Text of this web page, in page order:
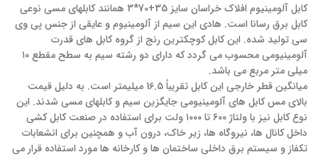
کابل آلومینیوم افلاک خراسان سایز 35+70*3 همانند کابلهای مسی نوعی
کابل برق رسانا است. هادی این سیم از آلومینیوم و عایقی از جنس پی وی
سی تولید شده. این کابل کوچکترین رنج از گروه کابل های قدرت
آلومینیومی محسوب می گردد که دارای دو رشته سیم به سطح مقطع ۱۰
میلی متر مربع می باشد.
میانگین قطر خارجی این کابل تقریباً 16.5 میلیمتر است. به دلیل قیمت
بالای مس کابل های آلومینیومی جایگزین سیم و کابلهای مسی شدند. این
نوع کابل نیز با ولتاژ ۶۰۰ تا ۱۰۰۰ ولت برای استفاده در صنعت کابل کشی
داخل کانال ها، نیروگاه ها، زیر خاک، درون آب و همچنین برای انشعابات
تکفاز و سیستم برق داخلی ساختمان ها و کارخانه ها مورد استفاده قرار می